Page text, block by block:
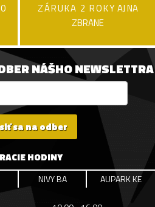
ZÁRUKA 2 ROKY AJ NA
ZBRANE
NÁŠHO NEWSLETTRA
sa na odber
HODINY
NIVY BA AUPARK KE